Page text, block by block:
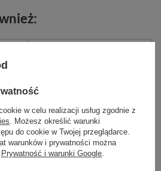
AHD 1000
w celu realizacji usług zgodnie z
. Możesz określić warunki
do cookie w Twojej przeglądarce.
warunków i prywatności można
Prywatność i warunki Google